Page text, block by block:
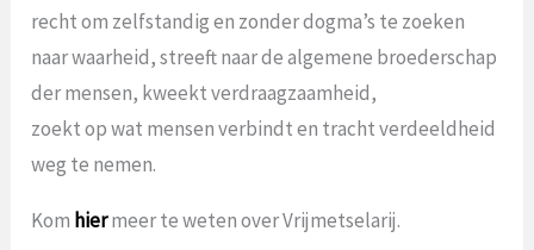
recht om zelfstandig en zonder dogma’s te zoeken
naar waarheid, streeft naar de algemene broederschap
der mensen, kweekt verdraagzaamheid,
zoekt op wat mensen verbindt en tracht verdeeldheid
weg te nemen.
Kom hiermeer te weten over Vrijmetselarij.